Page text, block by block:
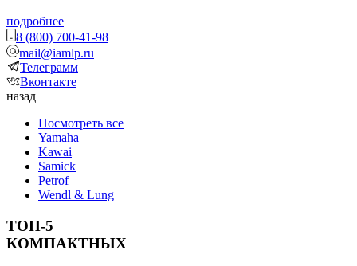
подробнее
8 (800) 700-41-98
mail@iamlp.ru
Телеграмм
Вконтакте
назад
Посмотреть все
Yamaha
Kawai
Samick
Petrof
Wendl & Lung
ТОП-5
КОМПАКТНЫХ